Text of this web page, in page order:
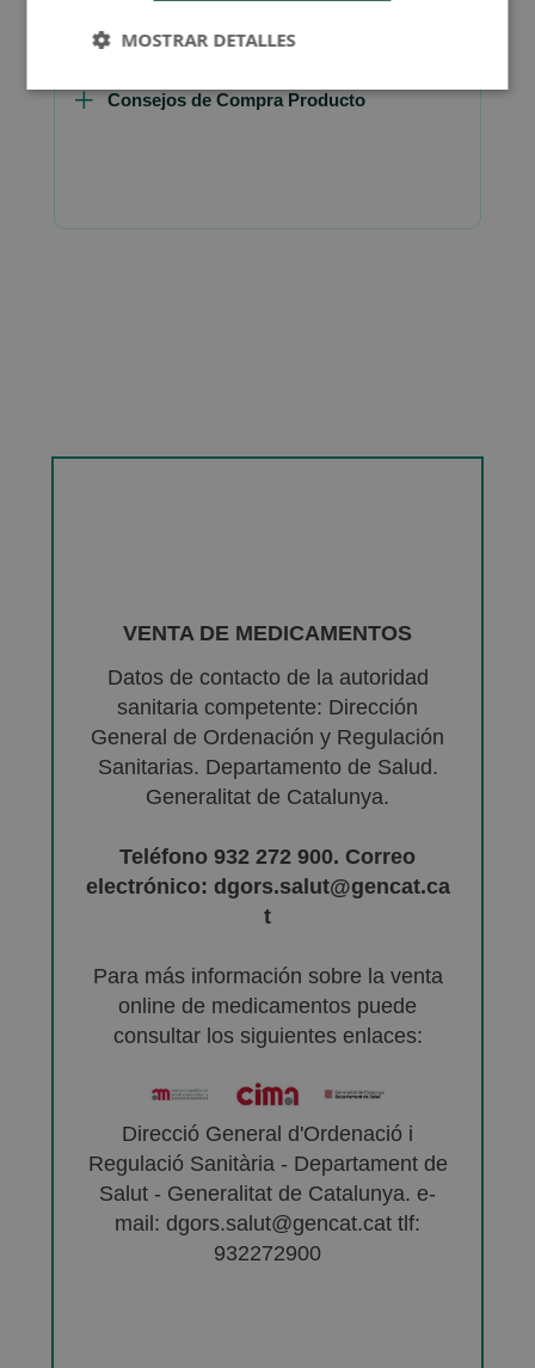
Consejos de Compra Producto
VENTA DE MEDICAMENTOS
Datos de contacto de la autoridad
sanitaria competente: Dirección
General de Ordenación y Regulación
Sanitarias. Departamento de Salud.
Generalitat de Catalunya.
Teléfono 932 272 900. Correo
electrónico: dgors.salut@gencat.ca
t
Para más información sobre la venta
online de medicamentos puede
consultar los siguientes enlaces:
Direcció General d'Ordenació i
Regulació Sanitària - Departament de
Salut - Generalitat de Catalunya. e-
mail: dgors.salut@gencat.cat tlf:
932272900
MOSTRAR DETALLES